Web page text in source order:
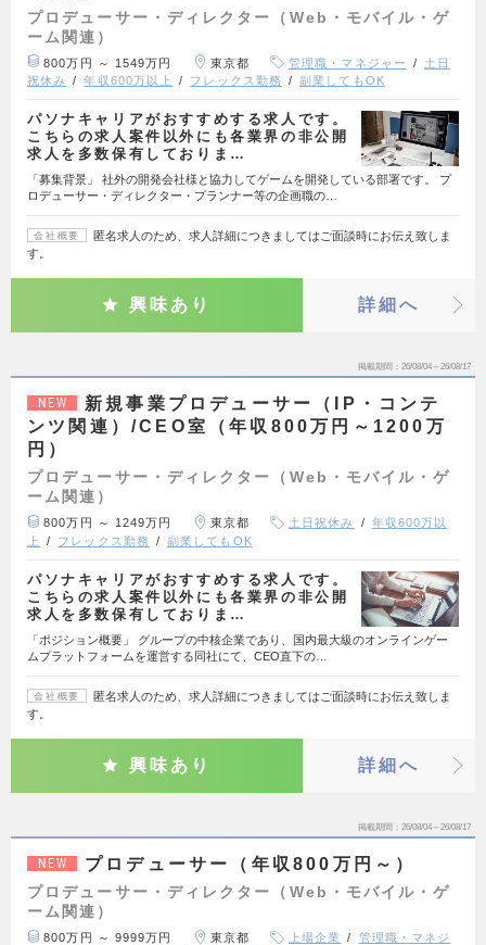
プロデューサー・ディレクター（Web・モバイル・ゲ
ーム関連）
800万円 ～ 1549万円 東京都 管理職・マネジャー
土日
祝休み
年収600万以上 フレックス勤務 副業してもOK
パソナキャリアがおすすめする求人です。
こちらの求人案件以外にも各業界の非公開
求人を多数保有しておりま…
「募集背景」 社外の開発会社様と協力してゲームを開発している部署です。 プ
ロデューサー・ディレクター・プランナー等の企画職の…
会社概要
匿名求人のため、求人詳細につきましてはご面談時にお伝え致しま
す。
興味あり 詳細へ
掲載期間 26/08/04～26/08/17
NEW
新規事業プロデューサー（IP・コンテ
ンツ関連）/CEO室（年収800万円～1200万
円）
プロデューサー・ディレクター（Web・モバイル・ゲ
ーム関連）
800万円 ～ 1249万円 東京都 土日祝休み
年収600万以
上
フレックス勤務 副業してもOK
パソナキャリアがおすすめする求人です。
こちらの求人案件以外にも各業界の非公開
求人を多数保有しておりま…
「ポジション概要」 グループの中核企業であり、国内最大級のオンラインゲー
ムプラットフォームを運営する同社にて、CEO直下の…
会社概要
匿名求人のため、求人詳細につきましてはご面談時にお伝え致しま
す。
興味あり 詳細へ
掲載期間 26/08/04～26/08/17
NEW プロデューサー（年収800万円～）
プロデューサー・ディレクター（Web・モバイル・ゲ
ーム関連）
800万円 ～ 9999万円 東京都 上場企業
管理職・マネジ